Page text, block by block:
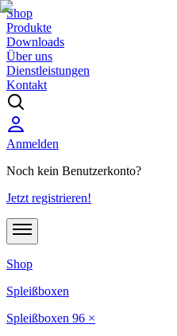
Shop
Produkte
Downloads
Über uns
Dienstleistungen
Kontakt
Anmelden
Noch kein Benutzerkonto?
Jetzt registrieren!
Shop
Spleißboxen
Spleißboxen 96 ×